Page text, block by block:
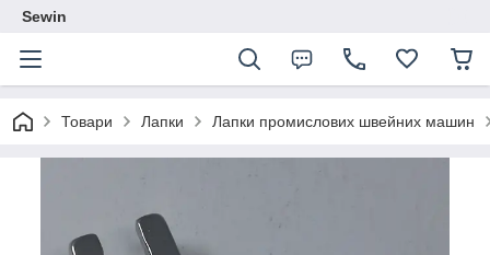
Sewin
Товари Лапки Лапки промислових швейних машин